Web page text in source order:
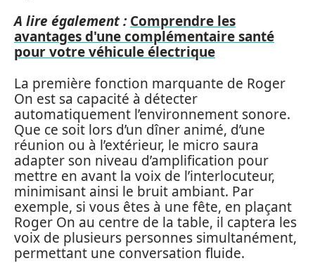
A lire également : Comprendre les
avantages d'une complémentaire santé
pour votre véhicule électrique
La première fonction marquante de Roger
On est sa capacité à détecter
automatiquement l’environnement sonore.
Que ce soit lors d’un dîner animé, d’une
réunion ou à l’extérieur, le micro saura
adapter son niveau d’amplification pour
mettre en avant la voix de l’interlocuteur,
minimisant ainsi le bruit ambiant. Par
exemple, si vous êtes à une fête, en plaçant
Roger On au centre de la table, il captera les
voix de plusieurs personnes simultanément,
permettant une conversation fluide.